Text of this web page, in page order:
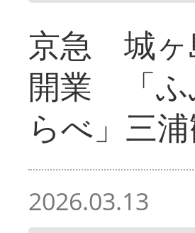
京急 城ヶ
開業 「ふ
らべ」三
2026.03.13